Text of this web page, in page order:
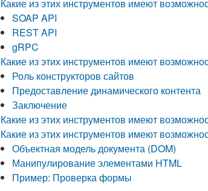
Какие из этих инструментов имеют
SOAP API
REST API
gRPC
Какие из этих инструментов имеют
Роль конструкторов сайтов
Предоставление динамического контента
Заключение
Какие из этих инструментов имеют
Какие из этих инструментов имеют
Объектная модель документа (DOM)
Манипулирование элементами HTML
Пример: Проверка формы